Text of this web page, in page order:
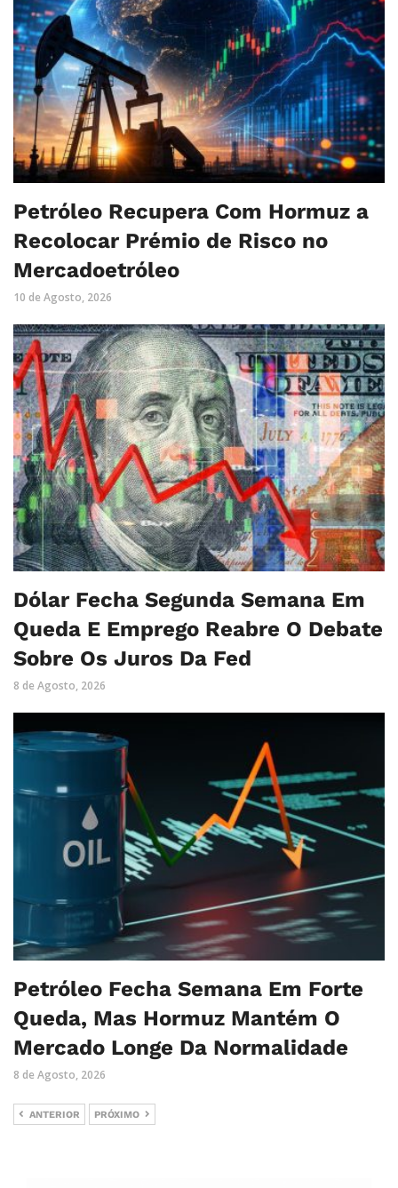
Petróleo Recupera Com Hormuz a
Recolocar Prémio de Risco no
Mercadoetróleo
10 de Agosto, 2026
Dólar Fecha Segunda Semana Em
Queda E Emprego Reabre O Debate
Sobre Os Juros Da Fed
8 de Agosto, 2026
Petróleo Fecha Semana Em Forte
Queda, Mas Hormuz Mantém O
Mercado Longe Da Normalidade
8 de Agosto, 2026
ANTERIOR PRÓXIMO